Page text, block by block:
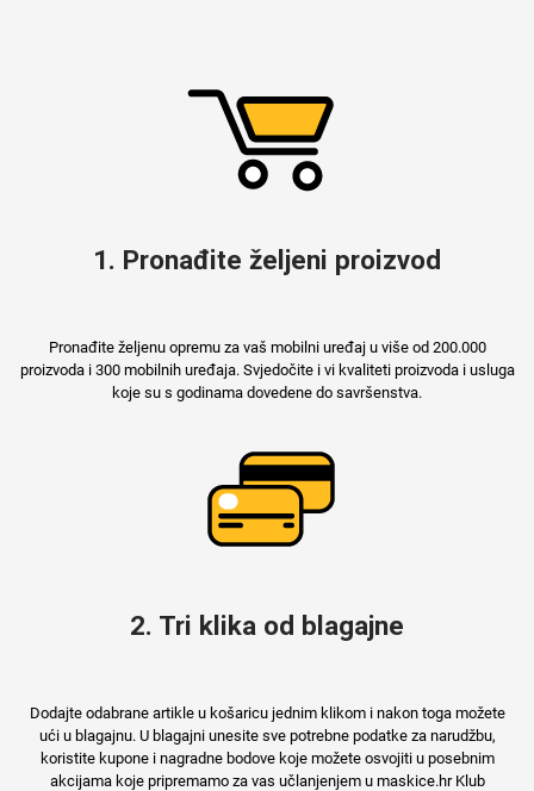
1. Pronađite željeni proizvod
Pronađite željenu opremu za vaš mobilni uređaj u više od 200.000
proizvoda i 300 mobilnih uređaja. Svjedočite i vi kvaliteti proizvoda i usluga
koje su s godinama dovedene do savršenstva.
2. Tri klika od blagajne
Dodajte odabrane artikle u košaricu jednim klikom i nakon toga možete
ući u blagajnu. U blagajni unesite sve potrebne podatke za narudžbu,
koristite kupone i nagradne bodove koje možete osvojiti u posebnim
akcijama koje pripremamo za vas učlanjenjem u maskice.hr Klub